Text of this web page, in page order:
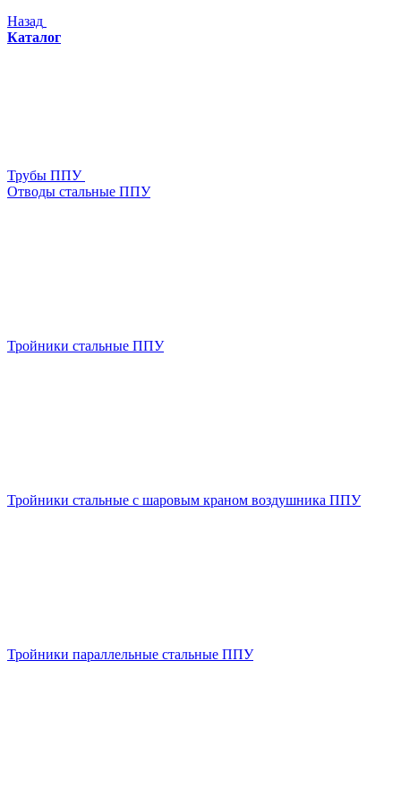
Назад
Каталог
Трубы ППУ
Отводы стальные ППУ
Тройники стальные ППУ
Тройники стальные с шаровым краном воздушника ППУ
Тройники параллельные стальные ППУ